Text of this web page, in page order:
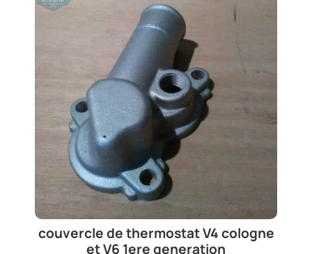
couvercle de thermostat V4 cologne
et V6 1ere generation